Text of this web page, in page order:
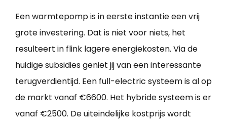
Een warmtepomp is in eerste instantie een vrij
grote investering. Dat is niet voor niets, het
resulteert in flink lagere energiekosten. Via de
huidige subsidies geniet jij van een interessante
terugverdientijd. Een full-electric systeem is al op
de markt vanaf €6600. Het hybride systeem is er
vanaf €2500. De uiteindelijke kostprijs wordt